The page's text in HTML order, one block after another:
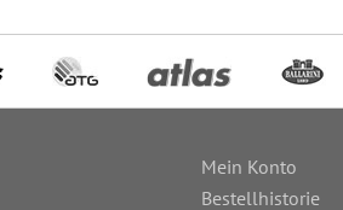
Mein Konto
Bestellhistorie